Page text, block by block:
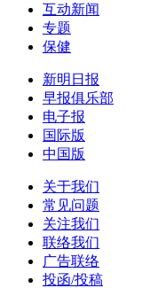
互动新闻
专题
保健
新明日报
早报俱乐部
电子报
国际版
中国版
关于我们
常见问题
关注我们
联络我们
广告联络
投函/投稿